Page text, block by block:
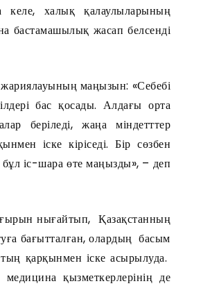
келе, халық қалаулыларының
бастамашылық жасап белсенді
маңызын: «Себебі
бас қосады. Алдағы орта
беріледі, жаңа міндетттер
іске кіріседі. Бір сөзбен
бұл іс-шара өте маңызды», – деп
нығайтып, Қазақстанның
бағытталған, олардың басым
қарқынмен іске асырылуда.
қызметкерлерінің де